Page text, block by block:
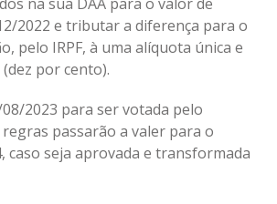
2022 e tributar a diferença para o
pelo IRPF, à uma alíquota única e
por cento).
2023 para ser votada pelo
passarão a valer para o
caso seja aprovada e transformada